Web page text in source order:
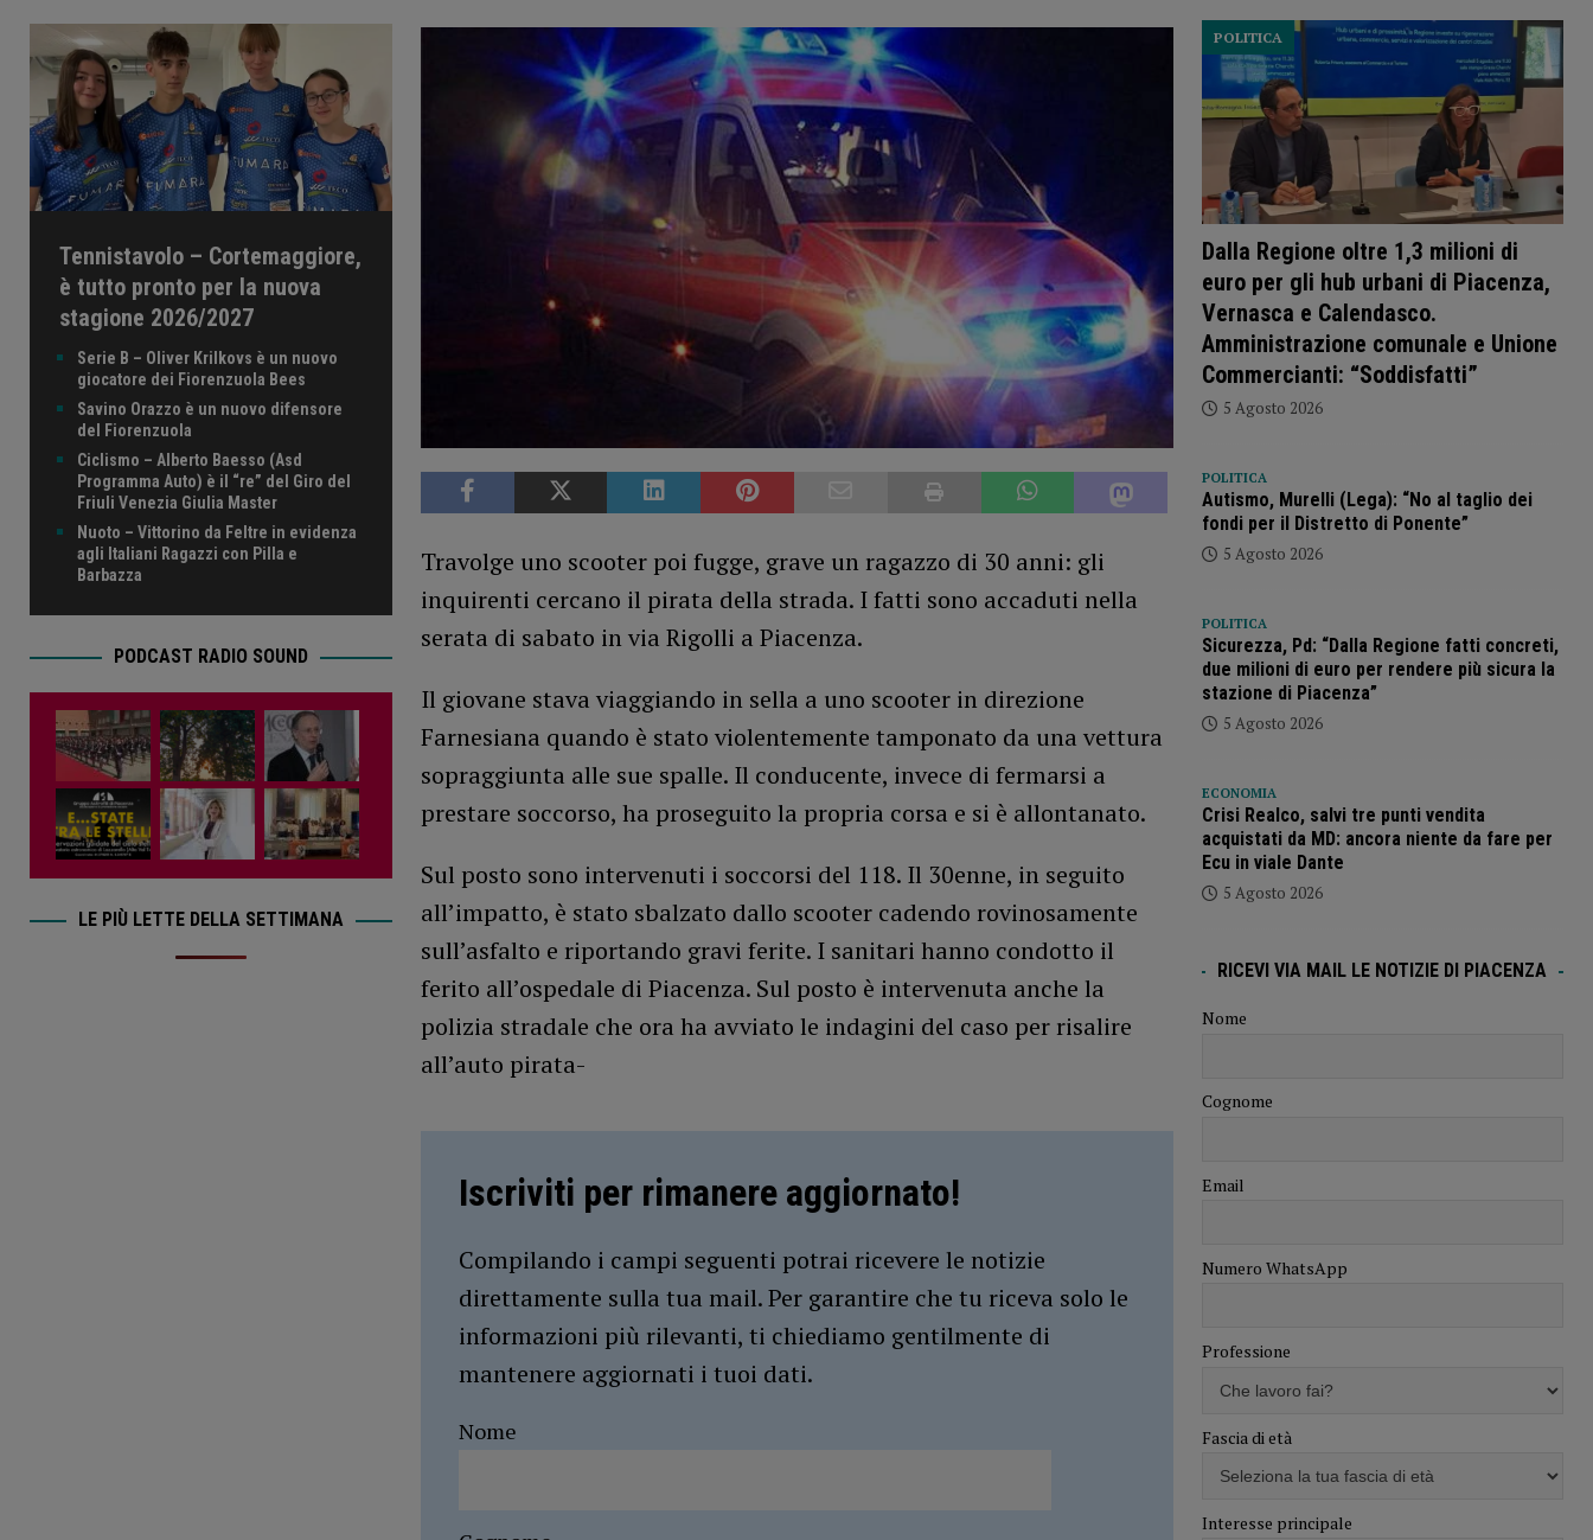
Travolge uno scooter poi fugge, grave un ragazzo di 30 anni: gli
inquirenti cercano il pirata della strada. I fatti sono accaduti nella
serata di sabato in via Rigolli a Piacenza.
Il giovane stava viaggiando in sella a uno scooter in direzione
Farnesiana quando è stato violentemente tamponato da una vettura
sopraggiunta alle sue spalle. Il conducente, invece di fermarsi a
prestare soccorso, ha proseguito la propria corsa e si è allontanato.
Sul posto sono intervenuti i soccorsi del 118. Il 30enne, in seguito
all’impatto, è stato sbalzato dallo scooter cadendo rovinosamente
sull’asfalto e riportando gravi ferite. I sanitari hanno condotto il
ferito all’ospedale di Piacenza. Sul posto è intervenuta anche la
polizia stradale che ora ha avviato le indagini del caso per risalire
all’auto pirata-
Iscriviti per rimanere aggiornato!
Compilando i campi seguenti potrai ricevere le notizie
direttamente sulla tua mail. Per garantire che tu riceva solo le
informazioni più rilevanti, ti chiediamo gentilmente di
mantenere aggiornati i tuoi dati.
Nome
Tennistavolo – Cortemaggiore,
è tutto pronto per la nuova
stagione 2026/2027
Serie B – Oliver Krilkovs è un nuovo
giocatore dei Fiorenzuola Bees
Savino Orazzo è un nuovo difensore
del Fiorenzuola
Ciclismo – Alberto Baesso (Asd
Programma Auto) è il “re” del Giro del
Friuli Venezia Giulia Master
Nuoto – Vittorino da Feltre in evidenza
agli Italiani Ragazzi con Pilla e
Barbazza
PODCAST RADIO SOUND
LE PIÙ LETTE DELLA SETTIMANA
Dalla Regione oltre 1,3 milioni di
euro per gli hub urbani di Piacenza,
Vernasca e Calendasco.
Amministrazione comunale e Unione
Commercianti: “Soddisfatti”
POLITICA
5 Agosto 2026
POLITICA
Autismo, Murelli (Lega): “No al taglio dei
fondi per il Distretto di Ponente”
5 Agosto 2026
POLITICA
Sicurezza, Pd: “Dalla Regione fatti concreti,
due milioni di euro per rendere più sicura la
stazione di Piacenza”
5 Agosto 2026
ECONOMIA
Crisi Realco, salvi tre punti vendita
acquistati da MD: ancora niente da fare per
Ecu in viale Dante
5 Agosto 2026
RICEVI VIA MAIL LE NOTIZIE DI PIACENZA
Nome
Cognome
Email
Numero WhatsApp
Professione
Fascia di età
Interesse principale